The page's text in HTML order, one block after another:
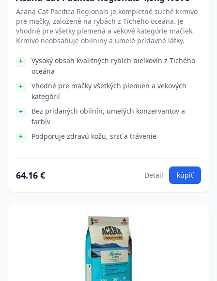
Acana Cat Pacifica Regionals je kompletné suché krmivo
pre mačky, založené na rybách z Tichého oceána. Je
vhodné pre všetky plemená a vekové kategórie mačiek.
Krmivo neobsahuje obilniny a umelé prídavné látky.
Vysoký obsah kvalitných rybích bielkovín z Tichého
oceána
Vhodné pre mačky všetkých plemien a vekových
kategórií
Bez pridaných obilnín, umelých konzervantov a
farbív
Podporuje zdravú kožu, srsť a trávenie
64.16 € Detail kúpiť